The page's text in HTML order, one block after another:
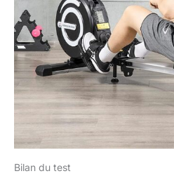
Bilan du test